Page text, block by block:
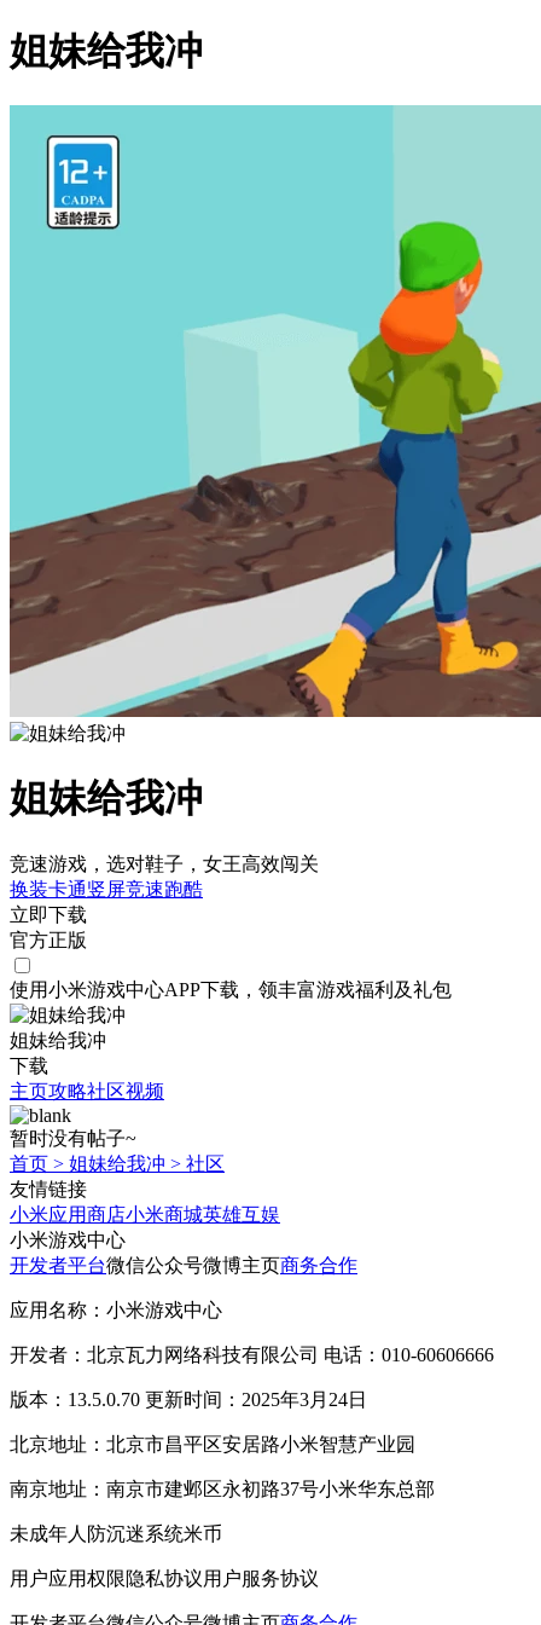
姐妹给我冲
姐妹给我冲
竞速游戏，选对鞋子，女王高效闯关
换装卡通竖屏竞速跑酷
立即下载
官方正版
使用小米游戏中心APP下载 ，领丰富游戏福利 及礼包
姐妹给我冲
下载
主页攻略社区视频
暂时没有帖子~
首页 > 姐妹给我冲 > 社区
友情链接
小米应用商店小米商城英雄互娱
小米游戏中心
开发者平台微信公众号微博主页商务合作
应用名称：小米游戏中心
开发者：北京瓦力网络科技有限公司 电话：010-60606666
版本：13.5.0.70 更新时间：2025年3月24日
北京地址：北京市昌平区安居路小米智慧产业园
南京地址：南京市建邺区永初路37号小米华东总部
未成年人防沉迷系统米币
用户应用权限隐私协议用户服务协议